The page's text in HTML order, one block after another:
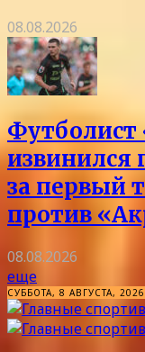
08.08.2026
Футболист
извинился
за первый
против
08.08.2026
еще
СУББОТА, 8 АВГУСТА, 2026